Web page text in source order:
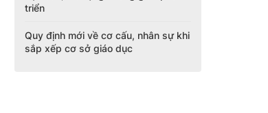
triển
Quy định mới về cơ cấu, nhân sự khi
sắp xếp cơ sở giáo dục